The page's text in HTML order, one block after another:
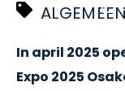
In april 2025
Expo 2025